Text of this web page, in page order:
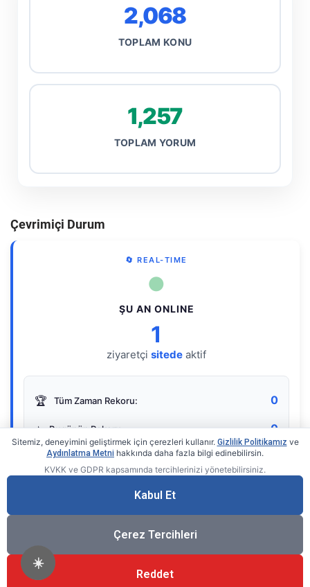
☀️
2,068
TOPLAM KONU
1,257
TOPLAM YORUM
Çevrimiçi Durum
🔄 REAL-TIME
●
ŞU AN ONLINE
1
ziyaretçi sitede aktif
🏆 Tüm Zaman Rekoru: 0
⭐ Bugünün Rekoru: 0
Gerçek zamanlı sayaç
Sitemiz, deneyimini geliştirmek için çerezleri kullanır. Gizlilik Politikamız ve
Aydınlatma Metni hakkında daha fazla bilgi edinebilirsin.
KVKK ve GDPR kapsamında tercihlerinizi yönetebilirsiniz.
Kabul Et
Çerez Tercihleri
Reddet